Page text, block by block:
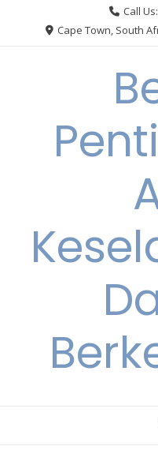
Call
Cape Town, South